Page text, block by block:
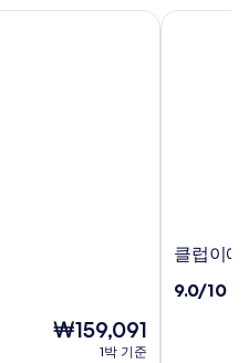
현
₩159,091
1박 기준
클
이
클럽이
10
9.0/10
클럽이에